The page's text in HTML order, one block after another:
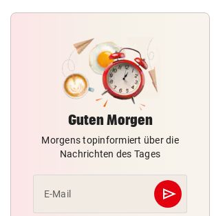
Guten Morgen
Morgens topinformiert über die
Nachrichten des Tages
E-Mail send
Abschicken